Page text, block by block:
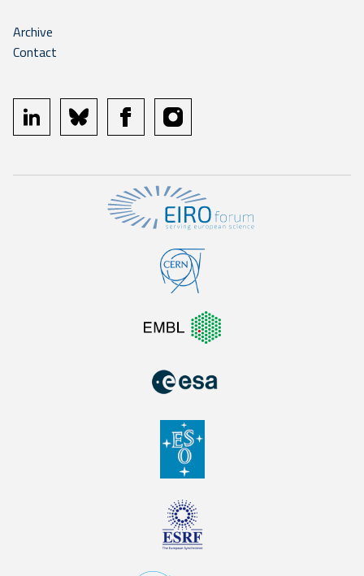
Archive
Contact
linkedin bluesky facebookinstagram